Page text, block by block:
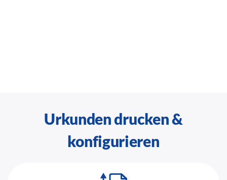
Urkunden drucken &
konfigurieren